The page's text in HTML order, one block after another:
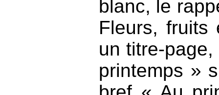
blanc, le
Fleurs,
un titre-
printemps »